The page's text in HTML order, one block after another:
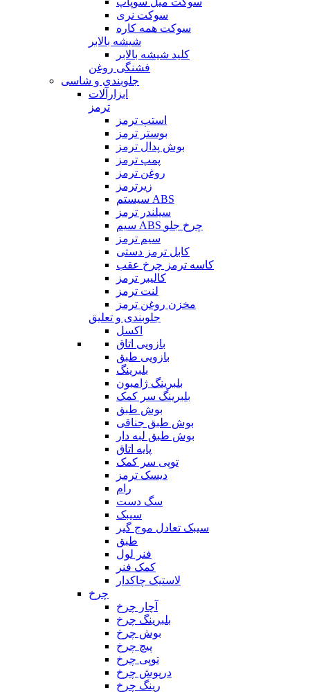
سوکت نری
سوکت همه کاره
شیشه بالابر
کلید شیشه بالابر
فشنگی روغن
جلوبندی و شاسی
ابزارآلات
ترمز
استپ ترمز
بوستر ترمز
بوش پدال ترمز
پمپ ترمز
روغن ترمز
زیرترمز
سیستم ABS
سیلندر ترمز
سیم ABS چرخ جلو
سیم ترمز
کابل ترمز دستی
کاسه ترمز چرخ عقب
کالیبر ترمز
لنت ترمز
مخزن روغن ترمز
جلوبندی و تعلیق
اکسل
بازویی اتاق
بازویی طبق
بلبرینگ
بلبرینگ ژامبون
بلبرینگ سر کمک
بوش طبق
بوش طبق جناقی
بوش طبق لبه دار
پایه اتاق
توپی سر کمک
دیسک ترمز
رام
سگ دست
سیبک
سیبک تعادل موج گیر
طبق
فنر لول
کمک فنر
لاستیک چاکدار
چرخ
آچار چرخ
بلبرینگ چرخ
بوش چرخ
پیچ چرخ
توپی چرخ
درپوش چرخ
رینگ چرخ